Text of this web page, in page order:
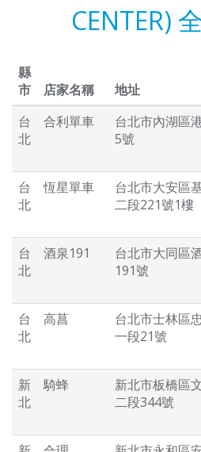
CENTER)
縣
市
店家名稱 地址
台
北
合利單車
台北市內湖區
5號
台
北
恆星單車
台北市大安區
二段221號1樓
台
北
酒泉191
台北市大同區
191號
台
北
高菖
台北市士林區
一段21號
新
北
騎蜂
新北市板橋區
二段344號